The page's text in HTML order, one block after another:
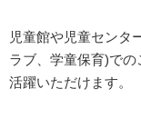
児童館や児童センタ
ラブ、学童保育)で
活躍いただけます。